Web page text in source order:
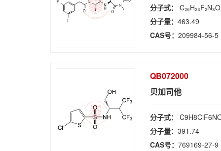
分子式：
分子量：463.49
CAS号：209984-56-5
QB072000
贝加司他
分子式：
分子量：391.74
CAS号：769169-27-9